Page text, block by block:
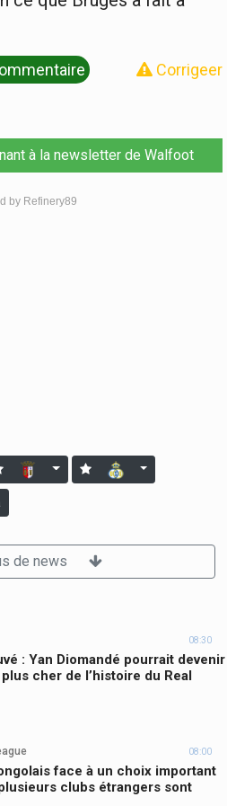
Corrigeer
à la newsletter de Walfoot
by Refinery89
de news
08:30
: Yan Diomandé pourrait devenir
cher de l’histoire du Real
08:00
face à un choix important
clubs étrangers sont